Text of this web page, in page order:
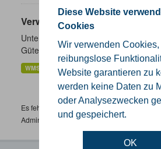
Diese Website
Cookies
Wir verwenden
reibungslose
Website garantieren zu
werden keine Daten zu
oder Analysezwecken
und gespeichert.
OK
Verwaltungsgrenzen
Unterschiedliche Ebenen der
Gütersloh
WMS SHP GeoJSON KML
Es fehlen spezifische Datensätze?
Administrator unter:support.gis@kreis-